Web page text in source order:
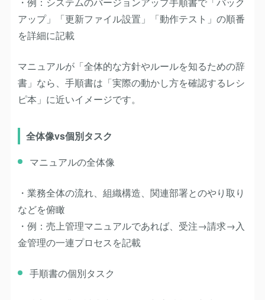
アップ」「更新ファイル設置」「動作テスト」の順番
を詳細に記載
マニュアルが「全体的な方針やルールを知るための辞
書」なら、手順書は「実際の動かし方を確認するレシ
ピ本」に近いイメージです。
全体像vs個別タスク
マニュアルの全体像
・業務全体の流れ、組織構造、関連部署とのやり取り
などを俯瞰
・例：売上管理マニュアルであれば、受注→請求→入
金管理の一連プロセスを記載
手順書の個別タスク